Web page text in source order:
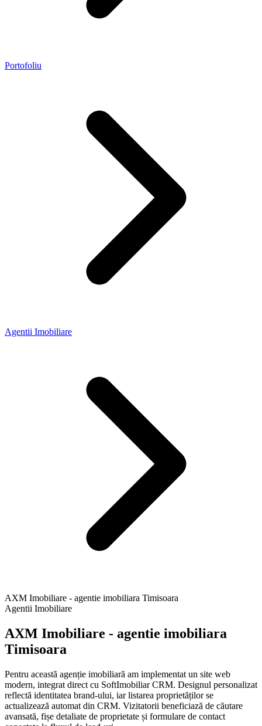
Portofoliu
Agentii Imobiliare
AXM Imobiliare - agentie imobiliara Timisoara
Agentii Imobiliare
AXM Imobiliare - agentie imobiliara
Timisoara
Pentru această agenție imobiliară am implementat un site web
modern, integrat direct cu SoftImobiliar CRM. Designul personalizat
reflectă identitatea brand-ului, iar listarea proprietăților se
actualizează automat din CRM. Vizitatorii beneficiază de căutare
avansată, fișe detaliate de proprietate și formulare de contact